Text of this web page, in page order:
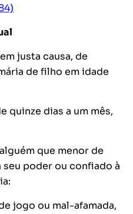
justa causa, de
de filho em idade
dias a um mês,
que menor de
poder ou confiado à
jogo ou mal-afamada,